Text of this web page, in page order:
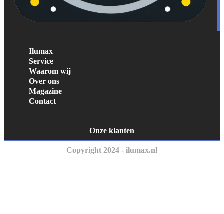
Ilumax
Service
Waarom wij
Over ons
Magazine
Contact
Onze klanten
Copyright 2024 - ilumax.nl